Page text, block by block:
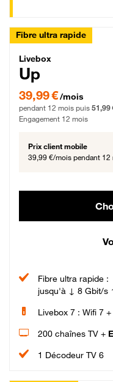
Fibre ultra rapide
Livebox Up
Livebox
Up
39,99 € par mois pendant
39,99 €/mois
pendant 12 mois puis 51,99
Engagement 12 mois
Prix client mobile
39,99 €/mois pendant 12
Fibre ultra rapide :
jusqu'à ↓ 8 Gbit/s
Livebox 7 : Wifi 7
200 chaînes TV +
1 Décodeur TV 6